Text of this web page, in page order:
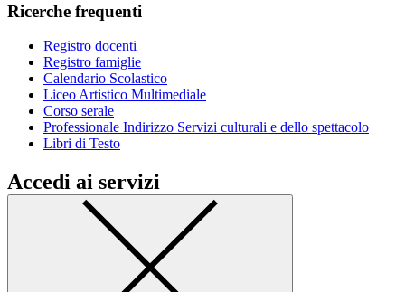
Ricerche frequenti
Registro docenti
Registro famiglie
Calendario Scolastico
Liceo Artistico Multimediale
Corso serale
Professionale Indirizzo Servizi culturali e dello spettacolo
Libri di Testo
Accedi ai servizi